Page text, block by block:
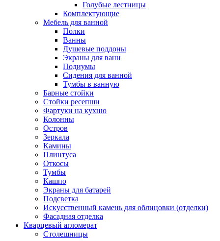
Голубые лестницы
Комплектующие
Мебель для ванной
Полки
Ванны
Душевые поддоны
Экраны для ванн
Подиумы
Сидения для ванной
Тумбы в ванную
Барные стойки
Стойки ресепшн
Фартуки на кухню
Колонны
Остров
Зеркала
Камины
Плинтуса
Откосы
Тумбы
Кашпо
Экраны для батарей
Подсветка
Искусственный камень для облицовки (отделки)
Фасадная отделка
Кварцевый агломерат
Столешницы